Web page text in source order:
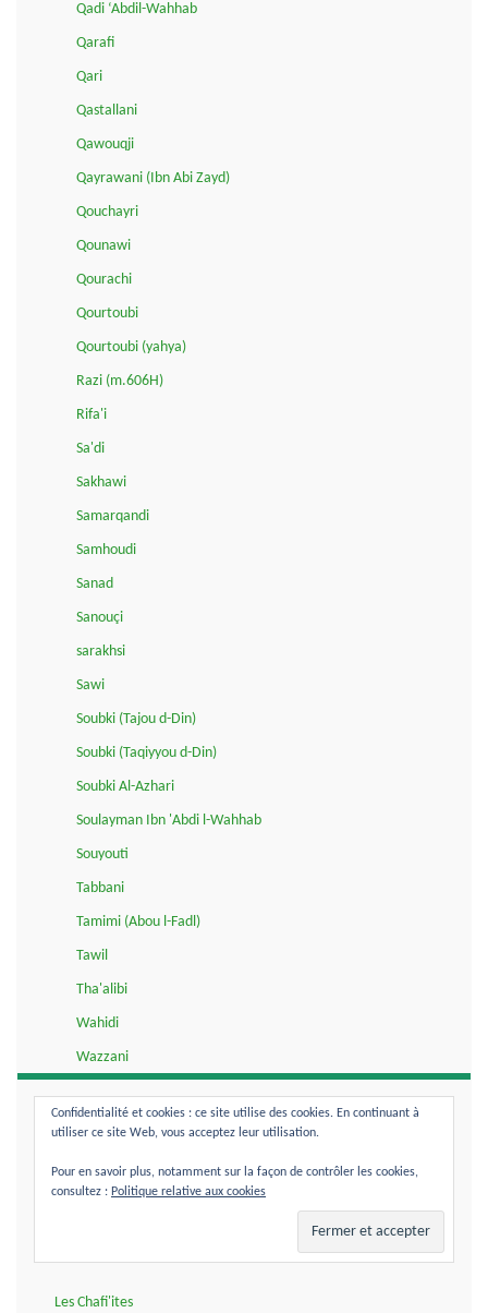
Qadi ‘Abdil-Wahhab
Qarafi
Qari
Qastallani
Qawouqji
Qayrawani (Ibn Abi Zayd)
Qouchayri
Qounawi
Qourachi
Qourtoubi
Qourtoubi (yahya)
Razi (m.606H)
Rifa'i
Sa'di
Sakhawi
Samarqandi
Samhoudi
Sanad
Sanouçi
sarakhsi
Sawi
Soubki (Tajou d-Din)
Soubki (Taqiyyou d-Din)
Soubki Al-Azhari
Soulayman Ibn 'Abdi l-Wahhab
Souyouti
Tabbani
Tamimi (Abou l-Fadl)
Tawil
Tha'alibi
Wahidi
Wazzani
Zarkachi
Les Chafi'ites
Confidentialité et cookies : ce site utilise des cookies. En continuant à
utiliser ce site Web, vous acceptez leur utilisation.
Pour en savoir plus, notamment sur la façon de contrôler les cookies,
consultez : Politique relative aux cookies